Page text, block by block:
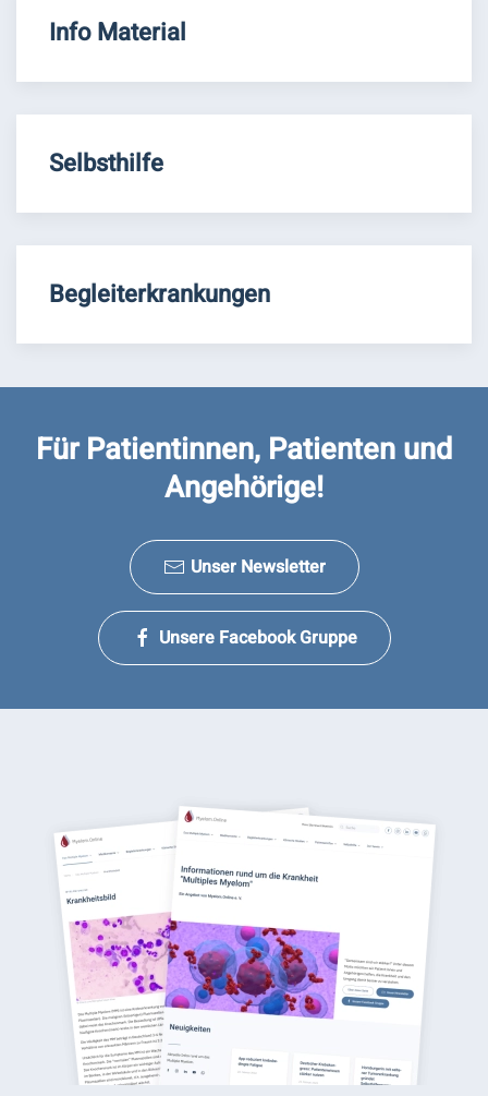
Info Material
Selbsthilfe
Begleiterkrankungen
Für Patientinnen, Patienten und
Angehörige!
Unser Newsletter
Unsere Facebook Gruppe